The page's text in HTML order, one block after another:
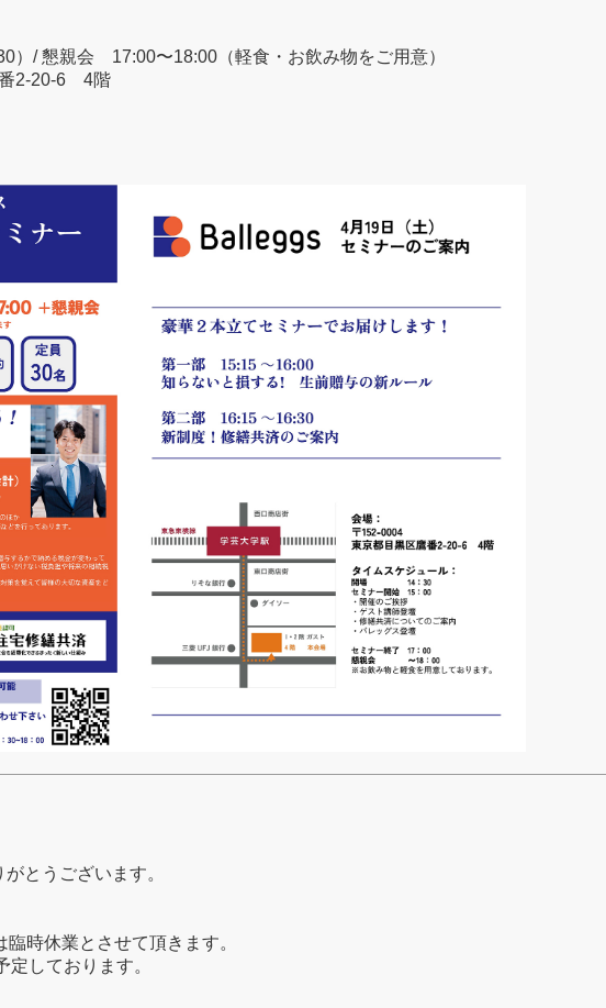
/ 懇親会 17:00〜18:00（軽食・お飲み物をご用意）
番2-20-6 4階
とうございます。
時休業とさせて頂きます。
しております。